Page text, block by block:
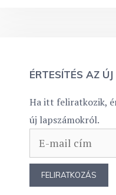
ÉRTESÍTÉS AZ
Ha itt feliratkozik,
új lapszámokról.